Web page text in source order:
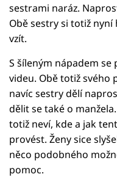
sestrami naráz.
Obě sestry si totiž nyní
vzít.
S šíleným nápadem
videu. Obě totiž svého
navíc sestry dělí
dělit se také o
totiž neví, kde a jak
provést. Ženy sice
něco podobného
pomoc.